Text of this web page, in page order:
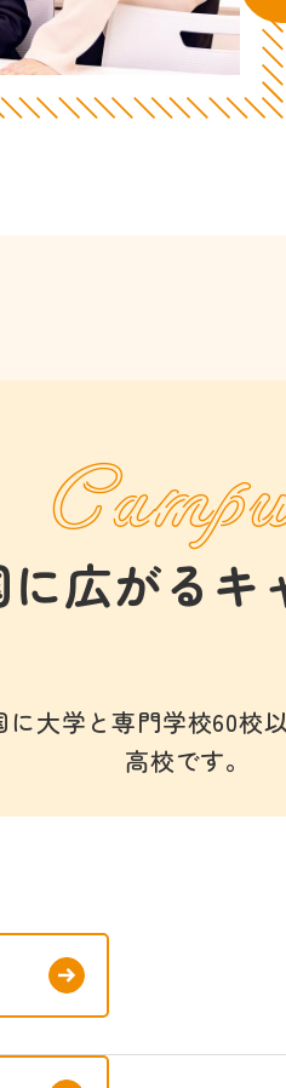
広がるキ
大学と専門学校60校
高校です。